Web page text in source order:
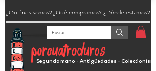
porcuatroduros
Segunda mano - Antigüedades - Coleccionismo
¿Dónde estamos?
¿Quiénes somos?¿Qué compramos?